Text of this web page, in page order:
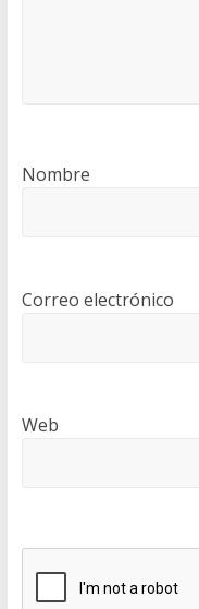
Nombre
Correo electrónico
Web